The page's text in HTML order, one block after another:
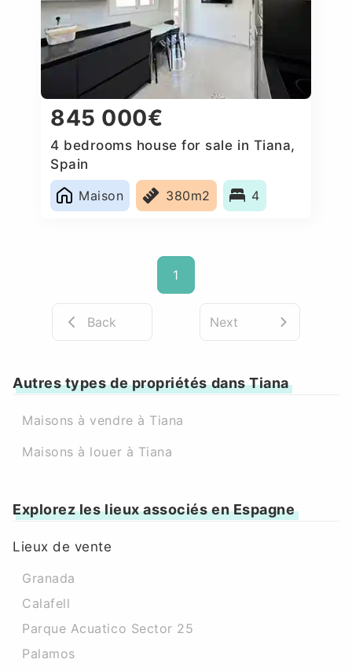
845 000€
4 bedrooms house for sale in Tiana,
Spain
Maison
380m2 4
1
Back Next
Autres types de propriétés dans Tiana
Maisons à vendre à Tiana
Maisons à louer à Tiana
Explorez les lieux associés en Espagne
Lieux de vente
Granada
Calafell
Parque Acuatico Sector 25
Palamos